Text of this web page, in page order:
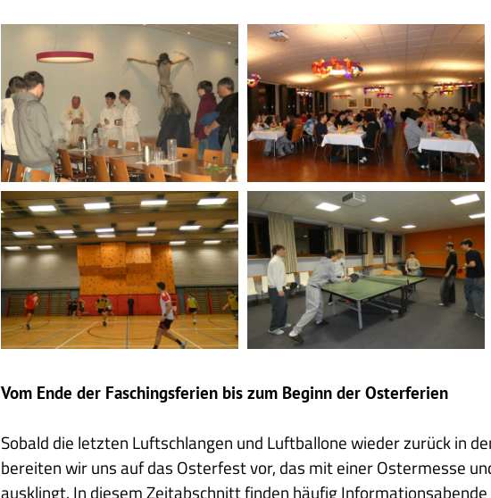
2025
06
Haussegnung
2
2025
02
25
Faschingsabend
1
Hallenfußbalturnier
intern
4
Heimleben
1
Vom Ende der Faschingsferien bis zum Beginn der Osterferien
Sobald die letzten Luftschlangen und Luftballone wieder zurück in
bereiten wir uns auf das Osterfest vor, das mit einer Ostermesse
ausklingt. In diesem Zeitabschnitt finden häufig